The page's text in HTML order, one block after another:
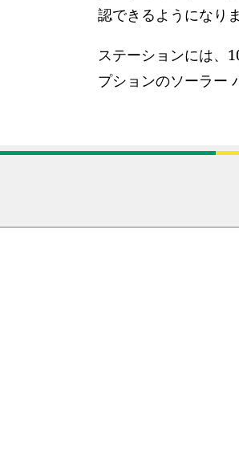
認できるようになりま
ステーションには、
プションのソーラー